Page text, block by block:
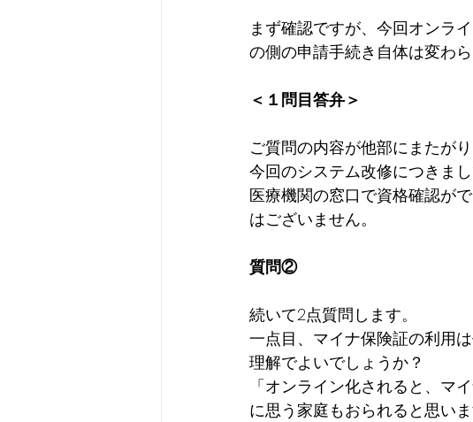
まず確認ですが、今回オンラ
の側の申請手続き自体は変わ
＜１問目答弁＞
ご質問の内容が他部にまたが
今回のシステム改修につきま
医療機関の窓口で資格確認が
はございません。
質問②
続いて2点質問します。
一点目、マイナ保険証の利用
理解でよいでしょうか？
「オンライン化されると、マ
に思う家庭もおられると思い